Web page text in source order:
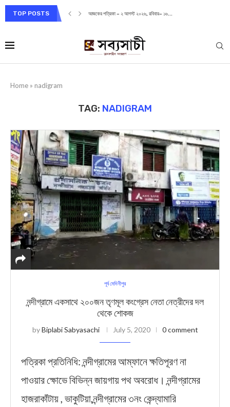
TOP POSTS আজকের পত্রিকা – ২ আগস্ট ২০২৬, রবিবার– ১৬...
Home » nadigram
TAG: NADIGRAM
পূর্ব মেদিনীপুর
নন্দীগ্রামে একসাথে ২০০জন তৃণমূল কংগ্রেস নেতা নেত্রীদের দল
থেকে শোকজ
byBiplabi Sabyasachi July 5, 2020 0 comment
পত্রিকা প্রতিনিধি: নন্দীগ্রামের আম্ফানে ক্ষতিপূরণ না
পাওয়ার ক্ষোভে বিভিন্ন জায়গায় পথ অবরোধ। নন্দীগ্রামের
হাজরাকাঁটায় , ভাকুটিয়া,নন্দীগ্রামের ৩নং কেন্দ্যামারি